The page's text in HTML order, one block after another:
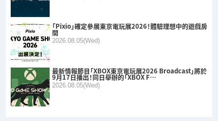
「Pixio」確定參展東京電玩展2026！體驗理想中的遊戲房
間
2026.08.05(Wed)
最新情報節目「XBOX東京電玩展2026 Broadcast」將於
9月17日播出！同日舉辦的「XBOX F…
2026.08.05(Wed)